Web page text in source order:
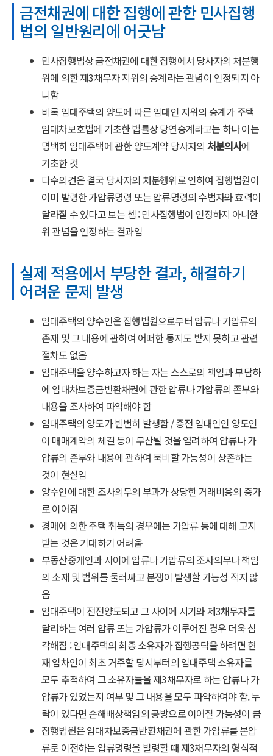
금전채권에 대한 집행에 관한 민사집행
법의 일반원리에 어긋남
민사집행법상 금전채권에 대한 집행에서 당사자의 처분행
위에 의한 제3채무자 지위의 승계라는 관념이 인정되지 아
니함
비록 임대주택의 양도에 따른 임대인 지위의 승계가 주택
임대차보호법에 기초한 법률상 당연승계라고는 하나 이는
명백히 임대주택에 관한 양도계약 당사자의 처분의사에
기초한 것
다수의견은 결국 당사자의 처분행위로 인하여 집행법원이
이미 발령한 가압류명령 또는 압류명령의 수범자와 효력이
달라질 수 있다고 보는 셈 : 민사집행법이 인정하지 아니한
위 관념을 인정하는 결과임
실제 적용에서 부당한 결과, 해결하기
어려운 문제 발생
임대주택의 양수인은 집행법원으로부터 압류나 가압류의
존재 및 그 내용에 관하여 어떠한 통지도 받지 못하고 관련
절차도 없음
임대주택을 양수하고자 하는 자는 스스로의 책임과 부담하
에 임대차보증금반환채권에 관한 압류나 가압류의 존부와
내용을 조사하여 파악해야 함
임대주택의 양도가 빈번히 발생함 / 종전 임대인인 양도인
이 매매계약의 체결 등이 무산될 것을 염려하여 압류나 가
압류의 존부와 내용에 관하여 묵비할 가능성이 상존하는
것이 현실임
양수인에 대한 조사의무의 부과가 상당한 거래비용의 증가
로 이어짐
경매에 의한 주택 취득의 경우에는 가압류 등에 대해 고지
받는 것은 기대하기 어려움
부동산중개인과 사이에 압류나 가압류의 조사의무나 책임
의 소재 및 범위를 둘러싸고 분쟁이 발생할 가능성 적지 않
음
임대주택이 전전양도되고 그 사이에 시기와 제3채무자를
달리하는 여러 압류 또는 가압류가 이루어진 경우 더욱 심
각해짐 : 임대주택의 최종 소유자가 집행공탁을 하려면 현
재 임차인이 최초 거주할 당시부터의 임대주택 소유자를
모두 추적하여 그 소유자들을 제3채무자로 하는 압류나 가
압류가 있었는지 여부 및 그 내용을 모두 파악하여야 함. 누
락이 있다면 손해배상책임의 공방으로 이어질 가능성이 큼
집행법원은 임대차보증금반환채권에 관한 가압류를 본압
류로 이전하는 압류명령을 발령할 때 제3채무자의 형식적